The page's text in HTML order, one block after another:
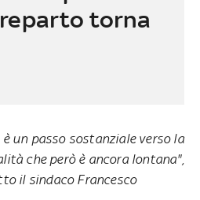
torna
un passo sostanziale verso la
che però è ancora lontana",
il sindaco Francesco